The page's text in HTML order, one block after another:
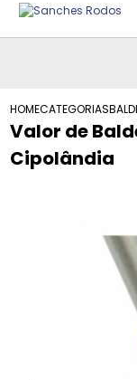
HOMECATEGORIAS
Valor de
Cipolândia